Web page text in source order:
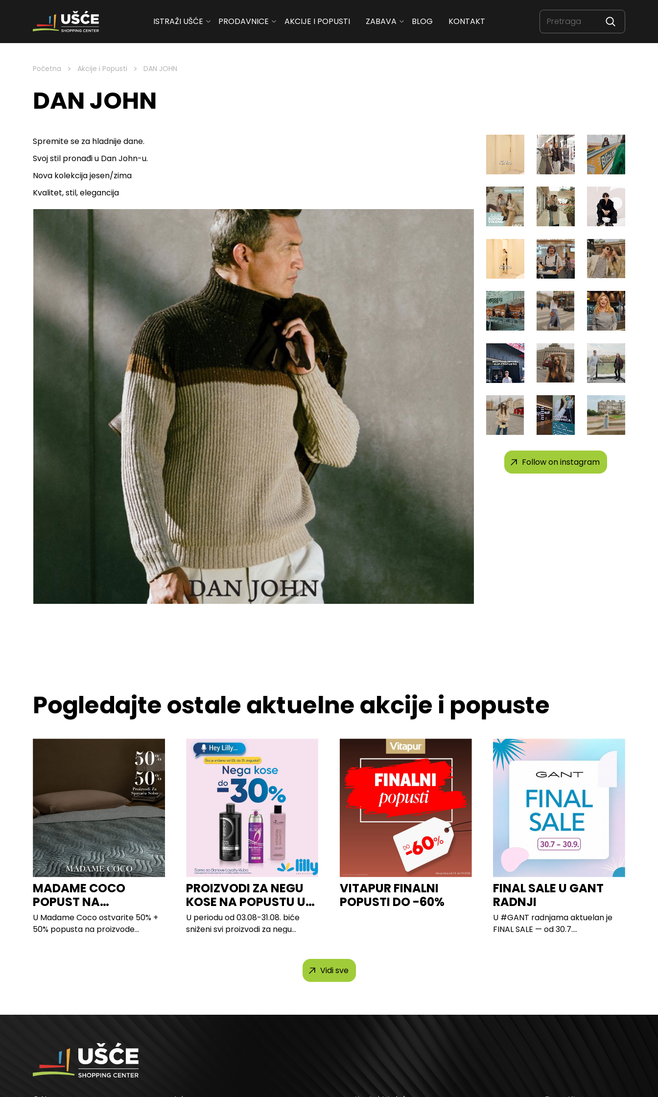
Skip to content
ISTRAŽI UŠĆE PRODAVNICE AKCIJE I POPUSTI ZABAVA BLOG KONTAKT
Početna > Akcije i Popusti > DAN JOHN
DAN JOHN
Follow on instagram
Spremite se za hladnije dane.
Svoj stil pronađi u Dan John-u.
Nova kolekcija jesen/zima
Kvalitet, stil, elegancija
Pogledajte ostale aktuelne akcije i popuste
MADAME COCO
POPUST NA
PROIZVODE ZA
SPAVAĆU SOBU
U Madame Coco ostvarite 50% +
50% popusta na proizvode...
PROIZVODI ZA NEGU
KOSE NA POPUSTU U
LILLY
U periodu od 03.08-31.08. biće
sniženi svi proizvodi za negu
VITAPUR FINALNI
POPUSTI DO -60%
FINAL SALE U GANT
RADNJI
U #GANT radnjama aktuelan je
FINAL SALE — od 30.7....
Vidi sve